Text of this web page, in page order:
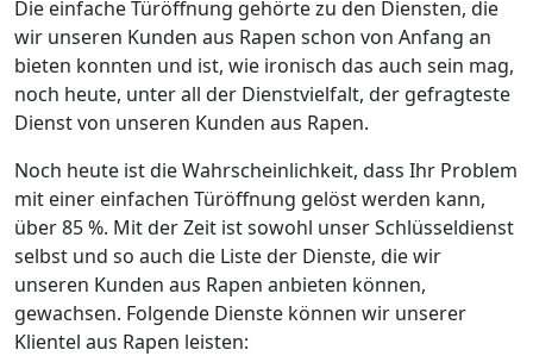
Die einfache Türöffnung gehörte zu den Diensten, die
wir unseren Kunden aus Rapen schon von Anfang an
bieten konnten und ist, wie ironisch das auch sein mag,
noch heute, unter all der Dienstvielfalt, der gefragteste
Dienst von unseren Kunden aus Rapen.
Noch heute ist die Wahrscheinlichkeit, dass Ihr Problem
mit einer einfachen Türöffnung gelöst werden kann,
über 85 %. Mit der Zeit ist sowohl unser Schlüsseldienst
selbst und so auch die Liste der Dienste, die wir
unseren Kunden aus Rapen anbieten können,
gewachsen. Folgende Dienste können wir unserer
Klientel aus Rapen leisten: